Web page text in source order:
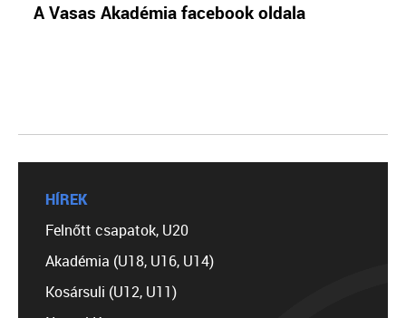
A Vasas Akadémia facebook oldala
HÍREK
Felnőtt csapatok, U20
Akadémia (U18, U16, U14)
Kosársuli (U12, U11)